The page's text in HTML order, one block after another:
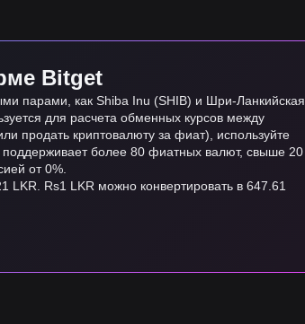
Bitget
парами, как Shiba Inu (SHIB) и Шри-Ланкийская
для расчета обменных курсов между
продать криптовалюту за фиат), используйте
более 80 фиатных валют, свыше 20
от 0%.
LKR. Rs1 LKR можно конвертировать в 647.61